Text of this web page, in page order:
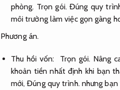
phòng. Trọn gói. Đúng quy
môi trường làm việc gọn gàng
Phương án.
Thu hồi vốn: Trọn gói. Nâng
khoản tiền nhất định khi bạn
mới,Đúng quy trình. nhưng